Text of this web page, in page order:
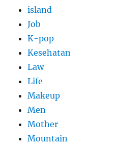
island
Job
K-pop
Kesehatan
Law
Life
Makeup
Men
Mother
Mountain